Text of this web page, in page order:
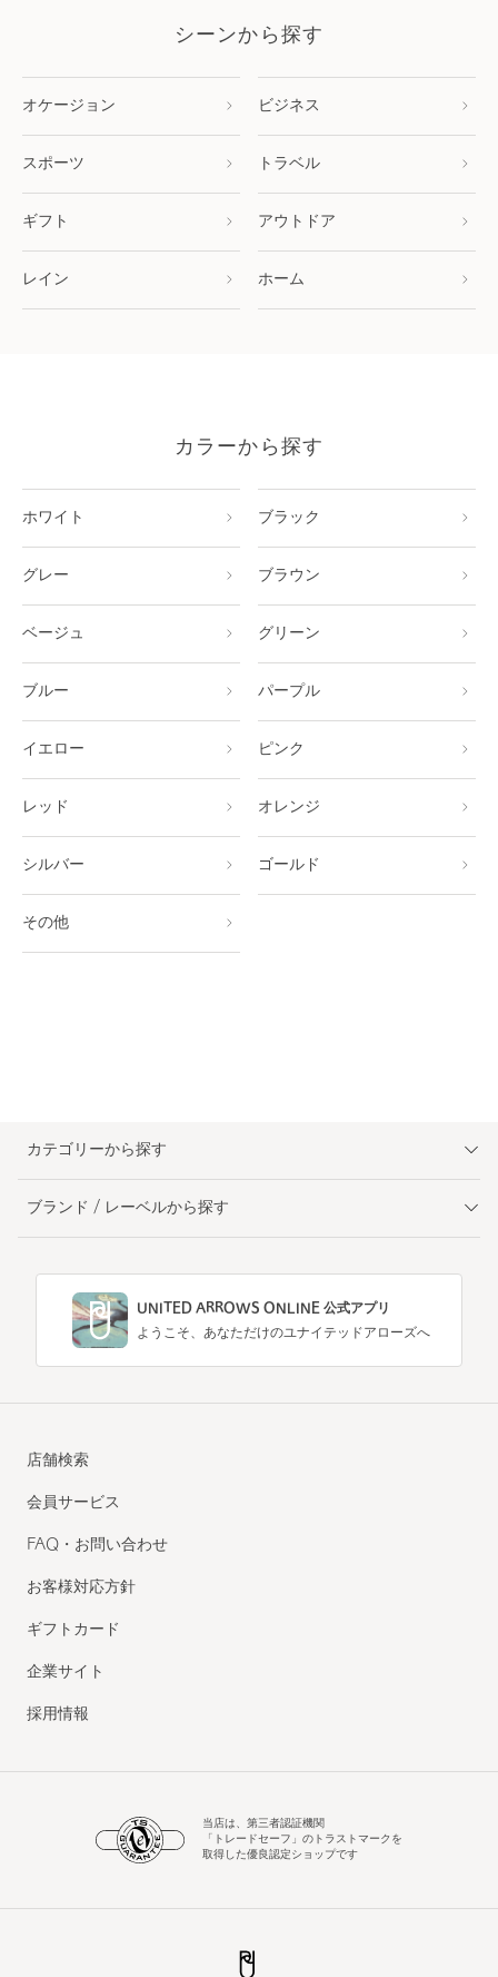
シーンから探す
オケージョン ビジネス
スポーツ トラベル
ギフト アウトドア
レイン ホーム
カラーから探す
ホワイト ブラック
グレー ブラウン
ベージュ グリーン
ブルー パープル
イエロー ピンク
レッド オレンジ
シルバー ゴールド
その他
カテゴリーから探す
ブランド / レーベルから探す
UNITED ARROWS ONLINE 公式アプリ
ようこそ、あなただけのユナイテッドアローズへ
店舗検索
会員サービス
FAQ・お問い合わせ
お客様対応方針
ギフトカード
企業サイト
採用情報
当店は、第三者認証機関
「トレードセーフ」のトラストマークを
取得した優良認定ショップです